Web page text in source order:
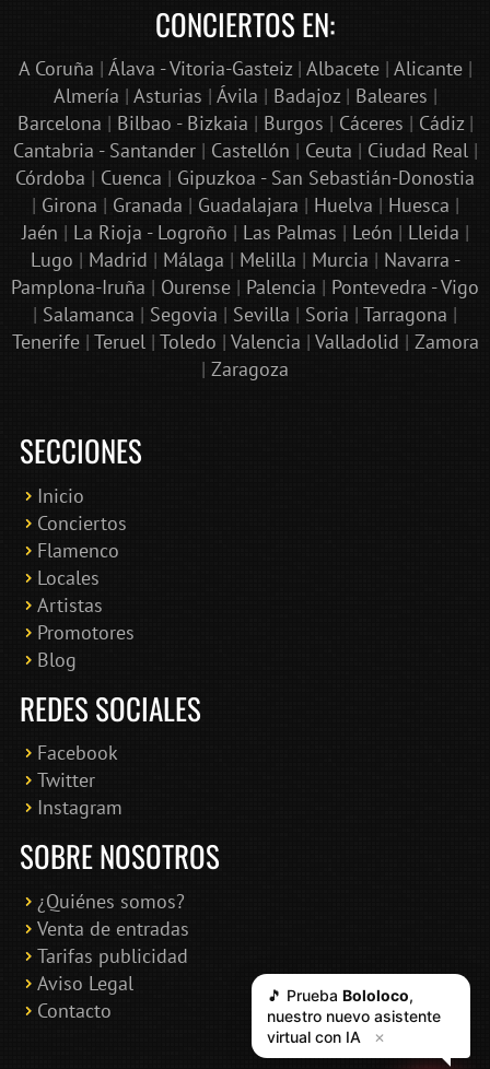
CONCIERTOS EN:
A Coruña | Álava - Vitoria-Gasteiz| Albacete| Alicante|
Almería | Asturias | Ávila | Badajoz| Baleares |
Barcelona | Bilbao - Bizkaia | Burgos | Cáceres | Cádiz|
Cantabria - Santander| Castellón | Ceuta | Ciudad Real|
Córdoba | Cuenca | Gipuzkoa - San Sebastián-Donostia
| Girona | Granada | Guadalajara | Huelva | Huesca |
Jaén | La Rioja - Logroño | Las Palmas | León | Lleida |
Lugo | Madrid | Málaga | Melilla | Murcia | Navarra -
Pamplona-Iruña | Ourense | Palencia | Pontevedra - Vigo
| Salamanca | Segovia | Sevilla | Soria | Tarragona |
Tenerife| Teruel| Toledo | Valencia | Valladolid | Zamora
| Zaragoza
SECCIONES
Inicio
Conciertos
Flamenco
Locales
Artistas
Promotores
Blog
REDES SOCIALES
Facebook
Twitter
Instagram
SOBRE NOSOTROS
¿Quiénes somos?
Venta de entradas
Tarifas publicidad
Aviso Legal
Contacto
🎵 Prueba Bololoco,
nuestro nuevo asistente
virtual con IA
✕